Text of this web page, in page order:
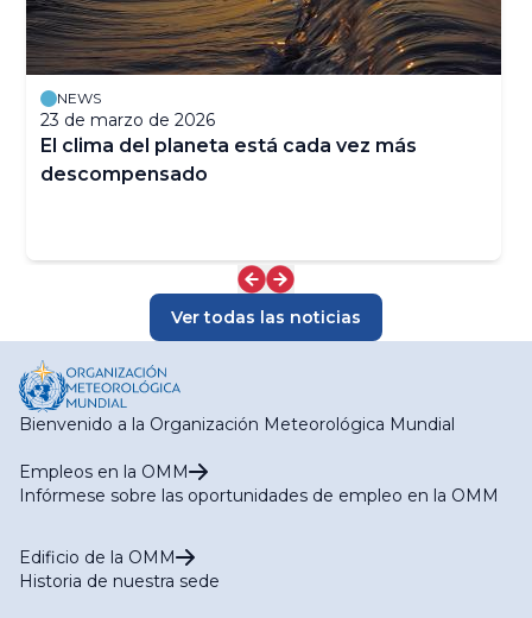
NEWS
23 de marzo de 2026
El clima del planeta está cada vez más
descompensado
Ver todas las noticias
Bienvenido a la Organización Meteorológica Mundial
Empleos en la OMM
Infórmese sobre las oportunidades de empleo en la OMM
Edificio de la OMM
Historia de nuestra sede